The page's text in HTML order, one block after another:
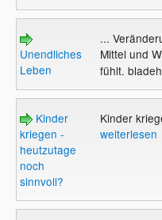
Unendliches
Leben
...
Mittel und
fühlt.
Kinder
kriegen -
heutzutage
noch
sinnvoll?
Kinder
weiterlesen